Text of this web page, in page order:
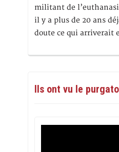
militant de
il y a plus de 20 ans
doute ce qui arriverait
Ils ont vu le